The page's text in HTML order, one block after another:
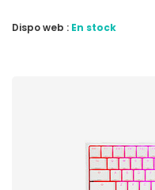
Dispo web : En stock